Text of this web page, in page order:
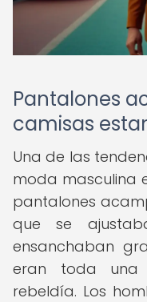
Pantalones
camisas
Una de las
moda masculina
pantalones
que se
ensanchaban
eran toda una
rebeldía. Los